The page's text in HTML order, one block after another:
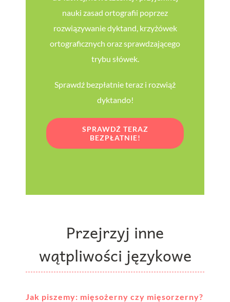
nauki zasad ortografii poprzez
rozwiązywanie dyktand, krzyżówek
ortograficznych oraz sprawdzającego
trybu słówek.
Sprawdź bezpłatnie teraz i rozwiąż
dyktando!
SPRAWDŹ TERAZ
BEZPŁATNIE!
Przejrzyj inne
wątpliwości językowe
Jak piszemy: mięsożerny czy mięsorzerny?